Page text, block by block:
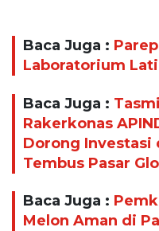
Baca Juga :
Laboratorium
Baca Juga :
Rakerkonas
Dorong Investasi
Tembus Pasar
Baca Juga :
Melon Aman di